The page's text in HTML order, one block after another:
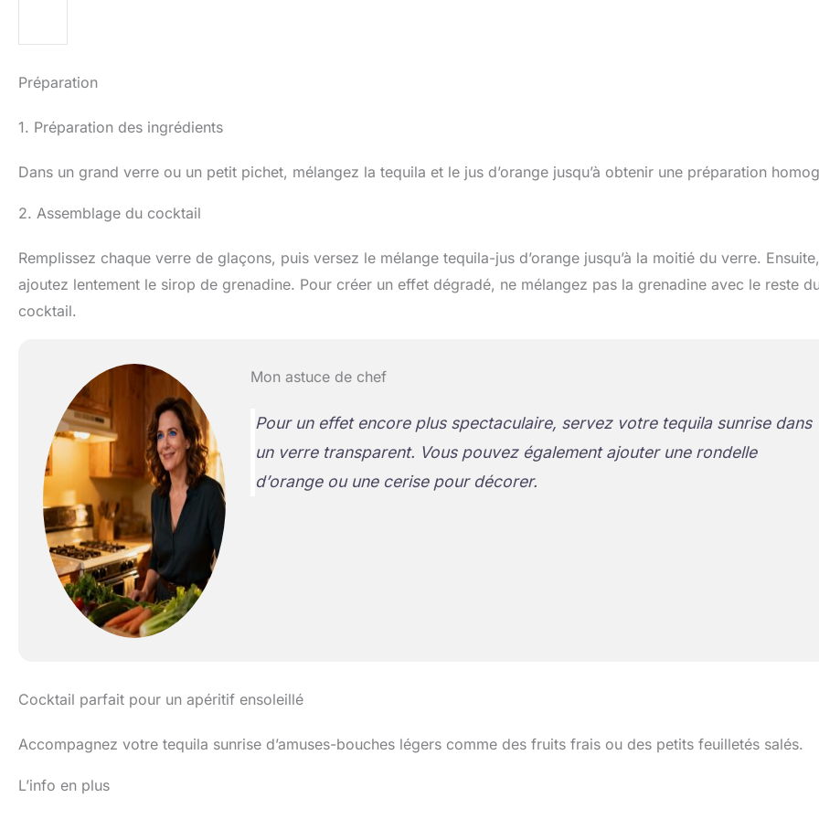
Préparation
1. Préparation des ingrédients
Dans un grand verre ou un petit pichet, mélangez la tequila et le jus d’orange jusqu’à obtenir une préparation
2. Assemblage du cocktail
Remplissez chaque verre de glaçons, puis versez le mélange tequila-jus d’orange jusqu’à la moitié du verre. Ensuite,
ajoutez lentement le sirop de grenadine. Pour créer un effet dégradé, ne mélangez pas la grenadine avec le reste
cocktail.
Mon astuce de chef
Pour un effet encore plus spectaculaire, servez votre tequila sunrise dans
un verre transparent. Vous pouvez également ajouter une rondelle
d’orange ou une cerise pour décorer.
Cocktail parfait pour un apéritif ensoleillé
Accompagnez votre tequila sunrise d’amuses-bouches légers comme des fruits frais ou des petits feuilletés salés.
L’info en plus